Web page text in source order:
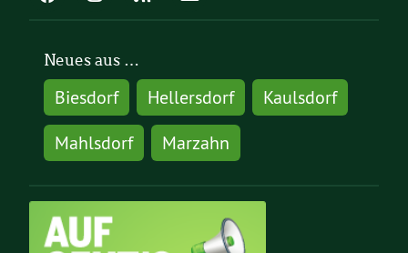
Neues aus …
Biesdorf Hellersdorf
Kaulsdorf
Mahlsdorf
Marzahn